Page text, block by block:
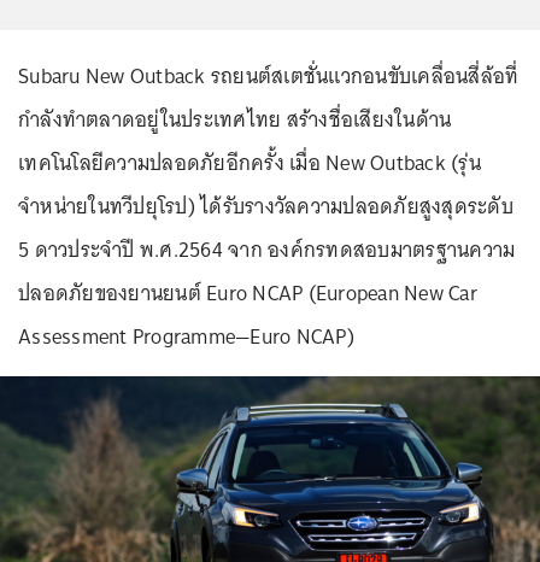
Subaru New Outback รถยนต์สเตชั่นแวกอนขับเคลื่อนสี่ล้อที่
กำลังทำตลาดอยู่ในประเทศไทย สร้างชื่อเสียงในด้าน
เทคโนโลยีความปลอดภัยอีกครั้ง เมื่อ New Outback (รุ่น
จำหน่ายในทวีปยุโรป) ได้รับรางวัลความปลอดภัยสูงสุดระดับ
5 ดาวประจำปี พ.ศ.2564 จาก องค์กรทดสอบมาตรฐานความ
ปลอดภัยของยานยนต์ Euro NCAP (European New Car
Assessment Programme—Euro NCAP)